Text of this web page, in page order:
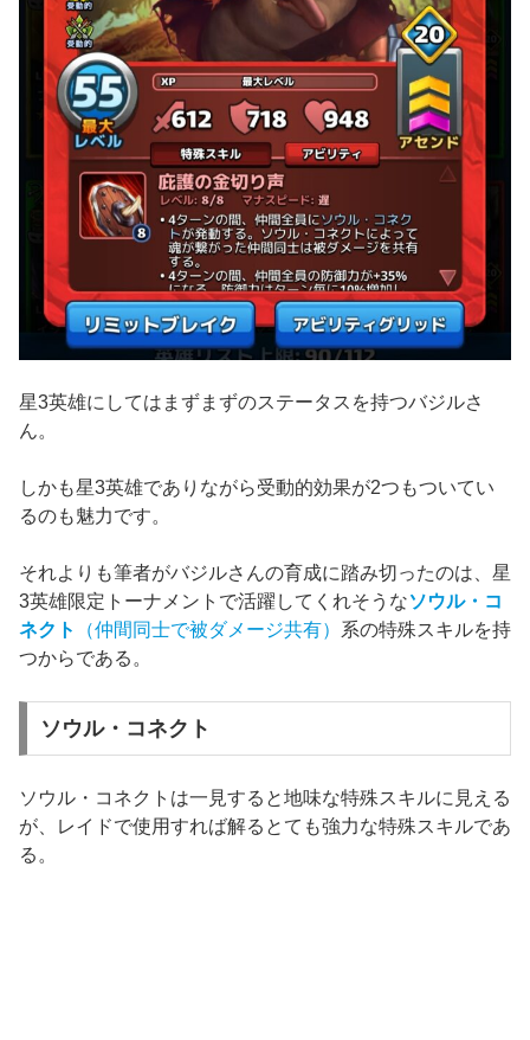
星3英雄にしてはまずまずのステータスを持つバジルさ
ん。
しかも星3英雄でありながら受動的効果が2つもついてい
るのも魅力です。
それよりも筆者がバジルさんの育成に踏み切ったのは、星
3英雄限定トーナメントで活躍してくれそうなソウル・コ
ネクト
（仲間同士で被ダメージ共有） 系の特殊スキルを持
つからである。
ソウル・コネクト
ソウル・コネクトは一見すると地味な特殊スキルに見える
が、レイドで使用すれば解るとても強力な特殊スキルであ
る。